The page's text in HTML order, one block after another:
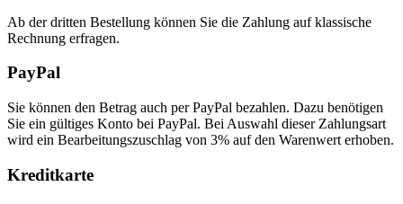
Ab der dritten Bestellung können Sie die Zahlung auf klassische
Rechnung erfragen.
PayPal
Sie können den Betrag auch per PayPal bezahlen. Dazu benötigen
Sie ein gültiges Konto bei PayPal. Bei Auswahl dieser Zahlungsart
wird ein Bearbeitungszuschlag von 3% auf den Warenwert erhoben.
Kreditkarte